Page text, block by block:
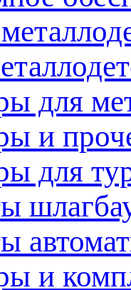
для
и
для
и